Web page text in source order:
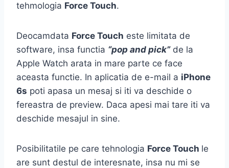
tehmologia Force Touch.
Deocamdata Force Touch este limitata de
software, insa functia “pop and pick”de la
Apple Watch arata in mare parte ce face
aceasta functie. In aplicatia de e-mail a iPhone
6s poti apasa un mesaj si iti va deschide o
fereastra de preview. Daca apesi mai tare iti va
deschide mesajul in sine.
Posibilitatile pe care tehnologia Force Touch le
are sunt destul de interesnate, insa nu mi se